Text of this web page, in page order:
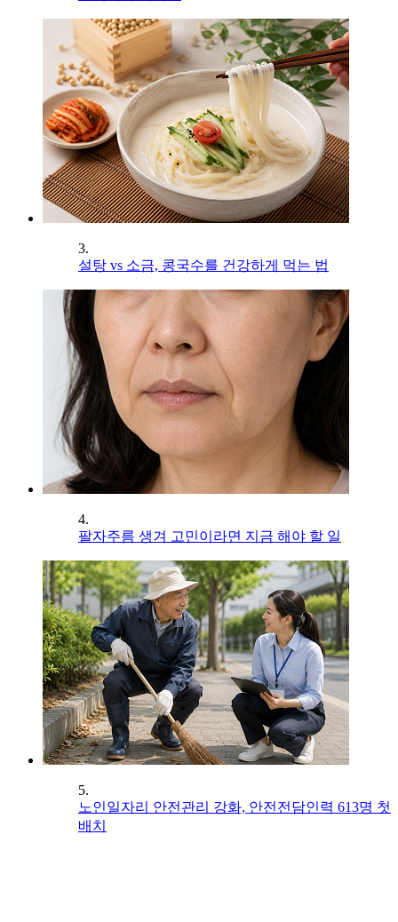
3.
설탕 vs 소금, 콩국수를 건강하게 먹는 법
4.
팔자주름 생겨 고민이라면 지금 해야 할 일
5.
노인일자리 안전관리 강화, 안전전담인력 613명 첫
배치